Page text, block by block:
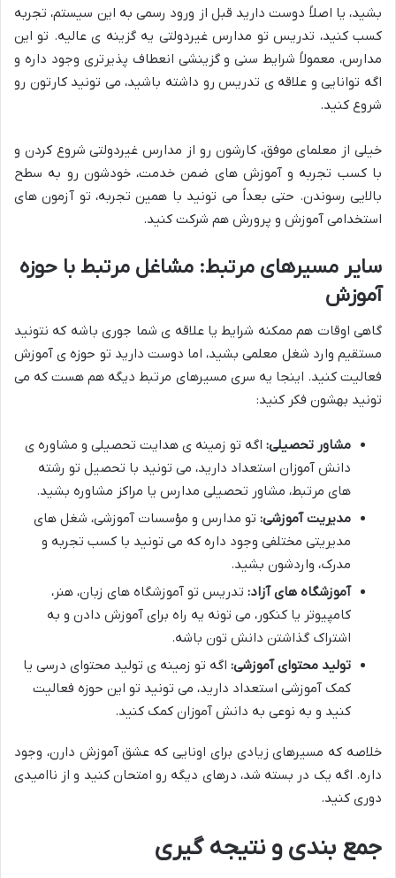
بشید، یا اصلاً دوست دارید قبل از ورود رسمی به این سیستم، تجربه
کسب کنید، تدریس تو مدارس غیردولتی یه گزینه ی عالیه. تو این
مدارس، معمولاً شرایط سنی و گزینشی انعطاف پذیرتری وجود داره و
اگه توانایی و علاقه ی تدریس رو داشته باشید، می تونید کارتون رو
شروع کنید.
خیلی از معلمای موفق، کارشون رو از مدارس غیردولتی شروع کردن و
با کسب تجربه و آموزش های ضمن خدمت، خودشون رو به سطح
بالایی رسوندن. حتی بعداً می تونید با همین تجربه، تو آزمون های
استخدامی آموزش و پرورش هم شرکت کنید.
سایر مسیرهای مرتبط: مشاغل مرتبط با حوزه
آموزش
گاهی اوقات هم ممکنه شرایط یا علاقه ی شما جوری باشه که نتونید
مستقیم وارد شغل معلمی بشید، اما دوست دارید تو حوزه ی آموزش
فعالیت کنید. اینجا یه سری مسیرهای مرتبط دیگه هم هست که می
تونید بهشون فکر کنید:
مشاور تحصیلی: اگه تو زمینه ی هدایت تحصیلی و مشاوره ی
دانش آموزان استعداد دارید، می تونید با تحصیل تو رشته
های مرتبط، مشاور تحصیلی مدارس یا مراکز مشاوره بشید.
مدیریت آموزشی: تو مدارس و مؤسسات آموزشی، شغل های
مدیریتی مختلفی وجود داره که می تونید با کسب تجربه و
مدرک، واردشون بشید.
آموزشگاه های آزاد: تدریس تو آموزشگاه های زبان، هنر،
کامپیوتر یا کنکور، می تونه یه راه برای آموزش دادن و به
اشتراک گذاشتن دانش تون باشه.
تولید محتوای آموزشی: اگه تو زمینه ی تولید محتوای درسی یا
کمک آموزشی استعداد دارید، می تونید تو این حوزه فعالیت
کنید و به نوعی به دانش آموزان کمک کنید.
خلاصه که مسیرهای زیادی برای اونایی که عشق آموزش دارن، وجود
داره. اگه یک در بسته شد، درهای دیگه رو امتحان کنید و از ناامیدی
دوری کنید.
جمع بندی و نتیجه گیری